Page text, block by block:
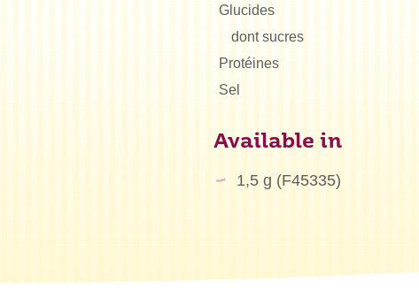
Glucides
dont sucres
Protéines
Sel
Available in
1,5 g (F45335)